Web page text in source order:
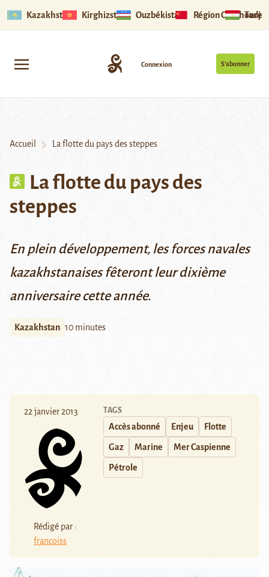
Kazakhstan Kirghizstan Ouzbékistan Région Ouïghoure
S’abonner
Connexion
Accueil La flotte du pays des steppes
La flotte du pays des
steppes
En plein développement, les forces navales
kazakhstanaises fêteront leur dixième
anniversaire cette année.
Kazakhstan 10 minutes
22 janvier 2013
Rédigé par :
francoiss
TAGS
Accès abonné Enjeu Flotte
Gaz Marine Mer Caspienne
Pétrole